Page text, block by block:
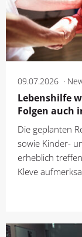
09.07.2026
Lebenshilfe
Folgen auch
Die geplanten
sowie Kinder-
erheblich
Kleve